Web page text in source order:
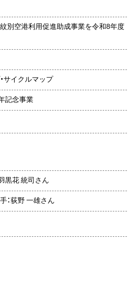
別空港利用促進助成事業を令和8年度
サイクルマップ
記念事業
黒花 統司さん
：荻野 一雄さん